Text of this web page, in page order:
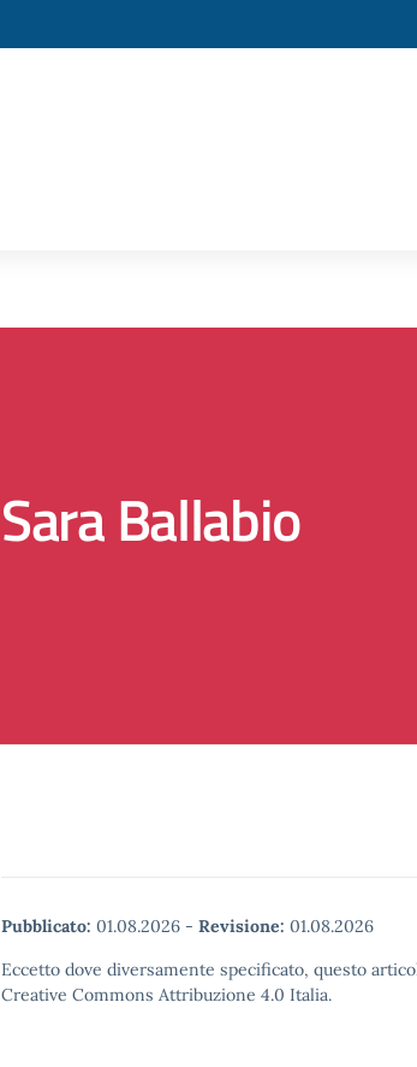
Sara Ballabio
Pubblicato: 01.08.2026 - Revisione: 01.08.2026
Eccetto dove diversamente specificato, questo
Creative Commons Attribuzione 4.0 Italia.